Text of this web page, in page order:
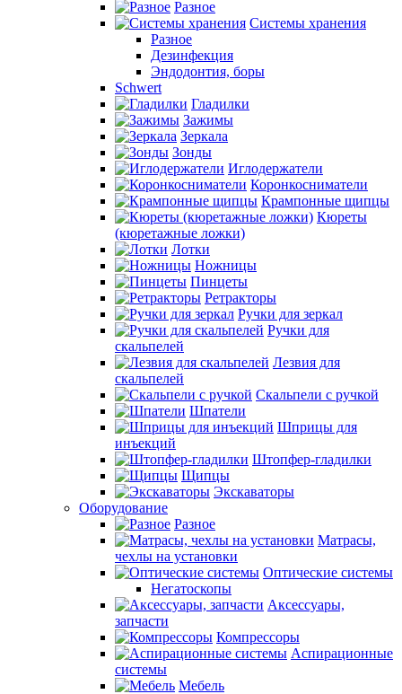
Разное
Системы хранения
Разное
Дезинфекция
Эндодонтия, боры
Schwert
Гладилки
Зажимы
Зеркала
Зонды
Иглодержатели
Коронкосниматели
Крампонные щипцы
Кюреты
(кюретажные ложки)
Лотки
Ножницы
Пинцеты
Ретракторы
Ручки для зеркал
Ручки для
скальпелей
Лезвия для
скальпелей
Скальпели с ручкой
Шпатели
Шприцы для
инъекций
Штопфер-гладилки
Щипцы
Экскаваторы
Оборудование
Разное
Матрасы,
чехлы на установки
Оптические системы
Негатоскопы
Аксессуары,
запчасти
Компрессоры
Аспирационные
системы
Мебель